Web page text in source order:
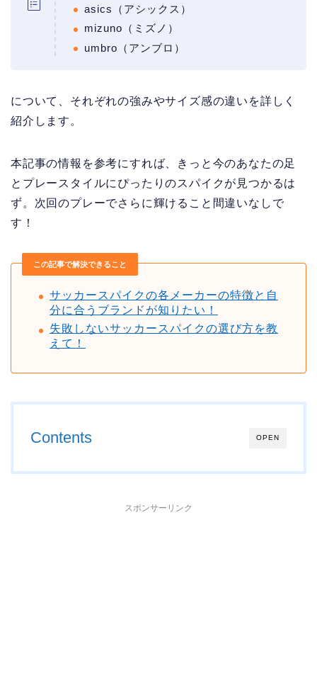
asics（アシックス）
mizuno（ミズノ）
umbro（アンブロ）
について、それぞれの強みやサイズ感の違いを詳しく
紹介します。
本記事の情報を参考にすれば、きっと今のあなたの足
とプレースタイルにぴったりのスパイクが見つかるは
ず。次回のプレーでさらに輝けること間違いなしで
す！
この記事で解決できること
サッカースパイクの各メーカーの特徴と自
分に合うブランドが知りたい！
失敗しないサッカースパイクの選び方を教
えて！
OPEN
Contents
スポンサーリンク